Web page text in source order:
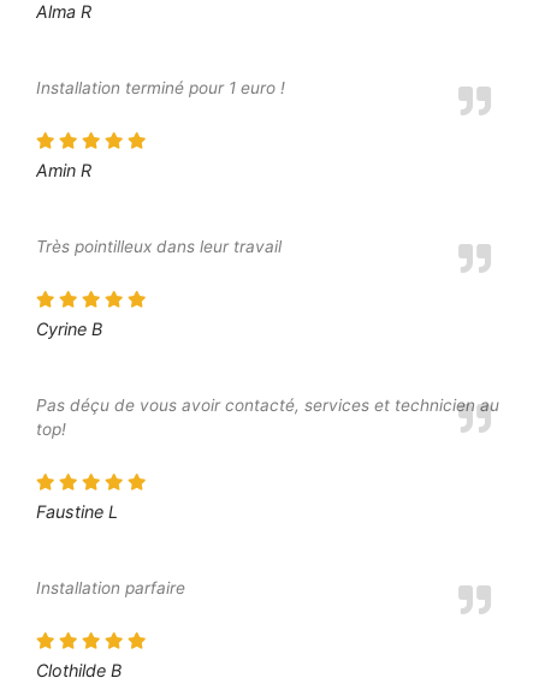
Alma R
Installation terminé pour 1 euro !
Amin R
Très pointilleux dans leur travail
Cyrine B
Pas déçu de vous avoir contacté, services et technicien au
top!
Faustine L
Installation parfaire
Clothilde B